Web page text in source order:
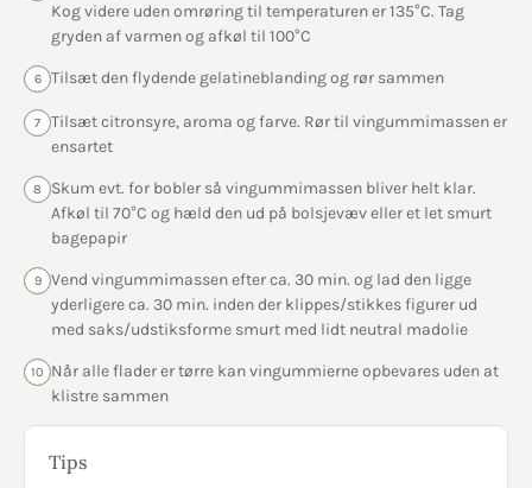
Kog videre uden omrøring til temperaturen er 135°C. Tag
gryden af varmen og afkøl til 100°C
6 Tilsæt den flydende gelatineblanding og rør sammen
7
Tilsæt citronsyre, aroma og farve. Rør til vingummimassen er
ensartet
8
Skum evt. for bobler så vingummimassen bliver helt klar.
Afkøl til 70°C og hæld den ud på bolsjevæv eller et let smurt
bagepapir
9
Vend vingummimassen efter ca. 30 min. og lad den ligge
yderligere ca. 30 min. inden der klippes/stikkes figurer ud
med saks/udstiksforme smurt med lidt neutral madolie
10
Når alle flader er tørre kan vingummierne opbevares uden at
klistre sammen
Tips